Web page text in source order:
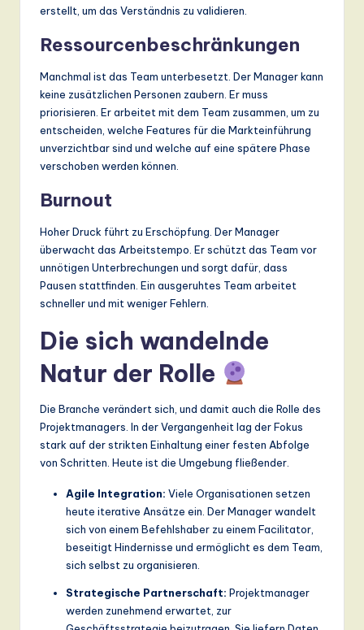
erstellt, um das Verständnis zu validieren.
Ressourcenbeschränkungen
Manchmal ist das Team unterbesetzt. Der Manager kann
keine zusätzlichen Personen zaubern. Er muss
priorisieren. Er arbeitet mit dem Team zusammen, um zu
entscheiden, welche Features für die Markteinführung
unverzichtbar sind und welche auf eine spätere Phase
verschoben werden können.
Burnout
Hoher Druck führt zu Erschöpfung. Der Manager
überwacht das Arbeitstempo. Er schützt das Team vor
unnötigen Unterbrechungen und sorgt dafür, dass
Pausen stattfinden. Ein ausgeruhtes Team arbeitet
schneller und mit weniger Fehlern.
Die sich wandelnde
Natur der Rolle
Die Branche verändert sich, und damit auch die Rolle des
Projektmanagers. In der Vergangenheit lag der Fokus
stark auf der strikten Einhaltung einer festen Abfolge
von Schritten. Heute ist die Umgebung fließender.
Agile Integration: Viele Organisationen setzen
heute iterative Ansätze ein. Der Manager wandelt
sich von einem Befehlshaber zu einem Facilitator,
beseitigt Hindernisse und ermöglicht es dem Team,
sich selbst zu organisieren.
Strategische Partnerschaft: Projektmanager
werden zunehmend erwartet, zur